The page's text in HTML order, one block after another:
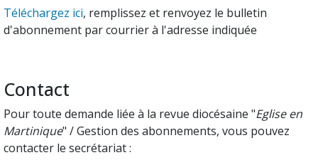
Téléchargez ici, remplissez et renvoyez le bulletin
d'abonnement par courrier à l'adresse indiquée
Contact
Pour toute demande liée à la revue diocésaine "Eglise en
Martinique" / Gestion des abonnements, vous pouvez
contacter le secrétariat :